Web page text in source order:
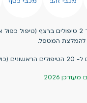
ניתן לקבוע עד 2 טיפולים ברצף (טיפול
להמלצת המטפל.
רפואי)
2026